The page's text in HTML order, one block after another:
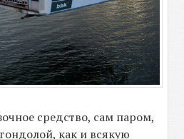
средство, сам паром,
как и всякую